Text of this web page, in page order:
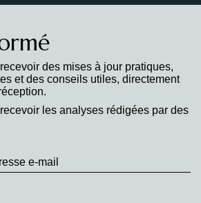
des mises à jour pratiques,
et des conseils utiles, directement
les analyses rédigées par des